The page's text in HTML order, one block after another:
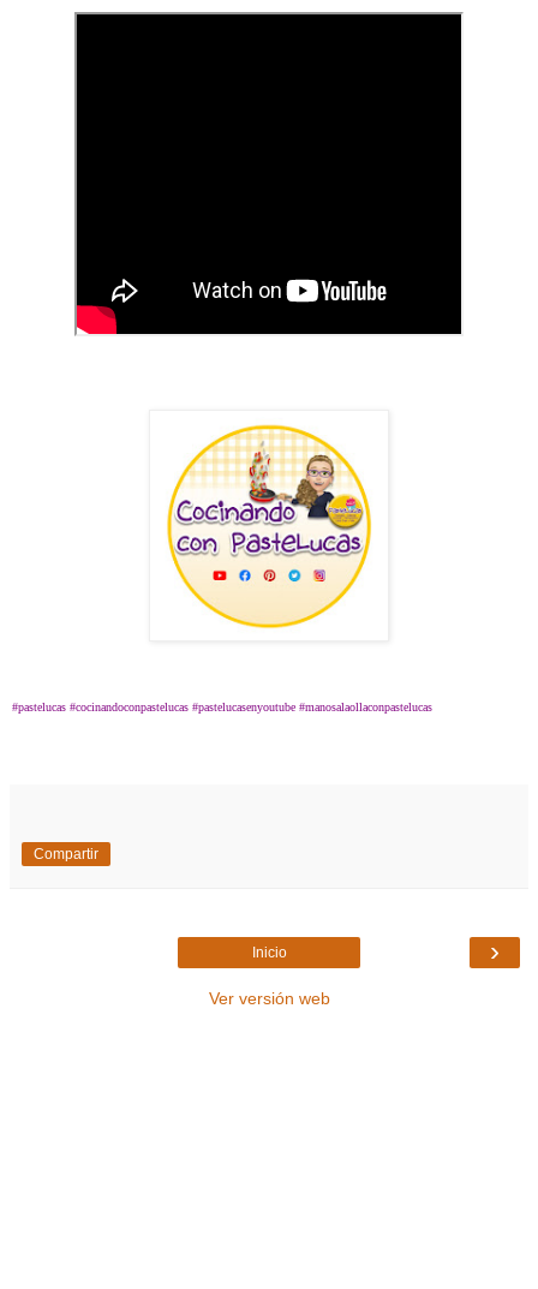
#pastelucas #cocinandoconpastelucas #pastelucasenyoutube #manosalaollaconpastelucas
Compartir
›
Inicio
Ver versión web